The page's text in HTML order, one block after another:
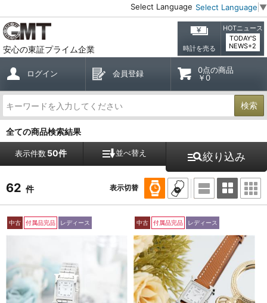
Select Language Select Language ▼
安心の東証プライム企業 時計を売る
HOTニュース
TODAY'S
NEWS+2
ログイン 会員登録
0点の商品
￥0
検索
全ての商品検索結果
表示件数50件 並べ替え 絞り込み
62 件 表示切替
中古 付属品完品 レディース 中古 付属品完品 レディース